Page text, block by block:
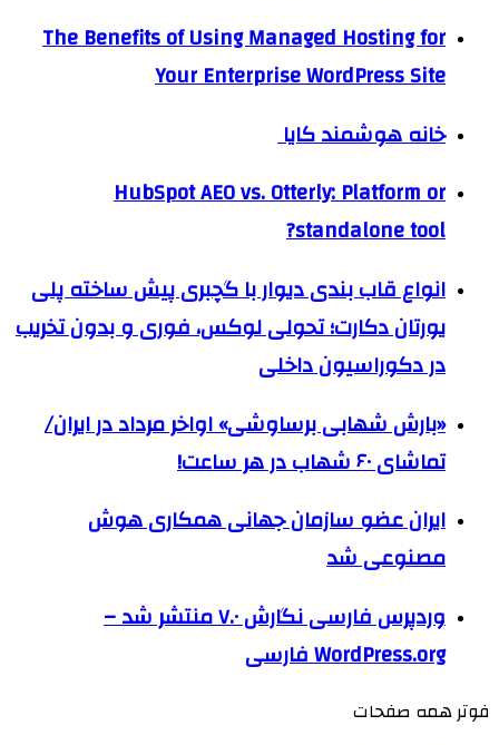
The Benefits of Using Managed Hosting for
Your Enterprise WordPress Site
خانه هوشمند کایا
HubSpot AEO vs. Otterly: Platform or
standalone tool?
انواع قاب بندی دیوار با گچبری پیش ساخته پلی
یورتان دکارت؛ تحولی لوکس، فوری و بدون تخریب
در دکوراسیون داخلی
«بارش شهابی برساوشی» اواخر مرداد در ایران/
تماشای ۶۰ شهاب در هر ساعت!
ایران عضو سازمان جهانی همکاری هوش
مصنوعی شد
وردپرس فارسی نگارش ۷.۰ منتشر شد –
WordPress.org فارسی
فوتر همه صفحات